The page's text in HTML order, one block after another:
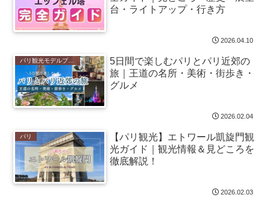
台・ライトアップ・行き方
2026.04.10
パリ観光モデルプラン
5日間で楽しむパリとパリ近郊の
旅｜王道の名所・美術・街歩き・
グルメ
2026.02.04
パリ
【パリ観光】エトワール凱旋門観
光ガイド｜観光情報＆見どころを
徹底解説！
2026.02.03